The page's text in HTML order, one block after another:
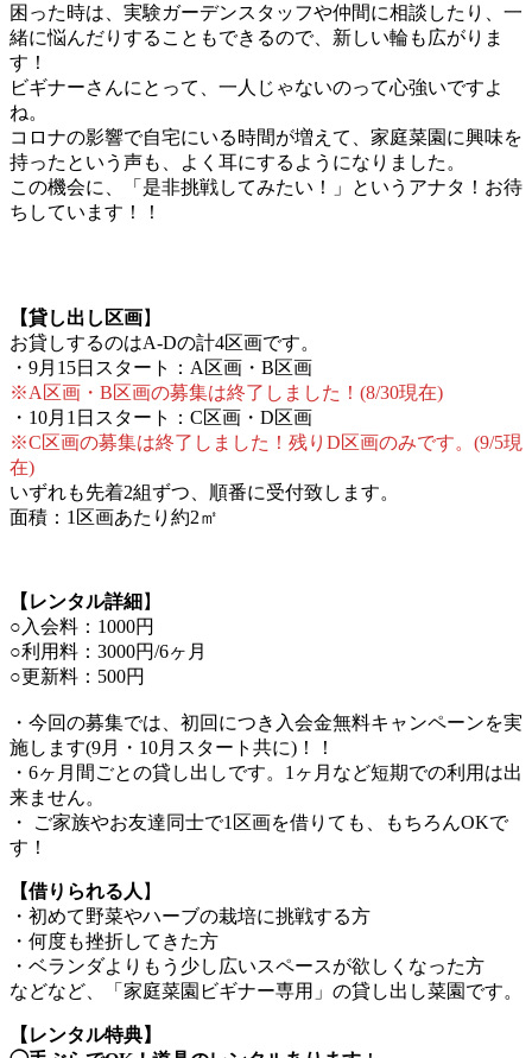
困った時は、実験ガーデンスタッフや仲間に相談したり、一
緒に悩んだりすることもできるので、新しい輪も広がりま
す！
ビギナーさんにとって、一人じゃないのって心強いですよ
ね。
コロナの影響で自宅にいる時間が増えて、家庭菜園に興味を
持ったという声も、よく耳にするようになりました。
この機会に、「是非挑戦してみたい！」というアナタ！お待
ちしています！！
【貸し出し区画】
お貸しするのはA-Dの計4区画です。
・9月15日スタート：A区画・B区画
※A区画・B区画の募集は終了しました！(8/30現在)
・10月1日スタート：C区画・D区画
※C区画の募集は終了しました！残りD区画のみです。(9/5現
在)
いずれも先着2組ずつ、順番に受付致します。
面積：1区画あたり約2㎡
【レンタル詳細 】
○入会料：1000円
○利用料：3000円/6ヶ月
○更新料：500円
・今回の募集では、初回につき入会金無料キャンペーンを実
施します(9月・10月スタート共に)！！
・6ヶ月間ごとの貸し出しです。1ヶ月など短期での利用は出
来ません。
・ ご家族やお友達同士で1区画を借りても、もちろんOKで
す！
【借りられる人 】
・初めて野菜やハーブの栽培に挑戦する方
・何度も挫折してきた方
・ベランダよりもう少し広いスペースが欲しくなった方
などなど、「家庭菜園ビギナー専用」の貸し出し菜園です。
【レンタル特典】